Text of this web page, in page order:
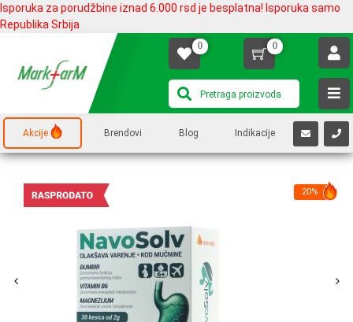
Isporuka za porudžbine iznad 6.000 rsd je besplatna! Isporuka samo
Republika Srbija
0 0
Akcije Brendovi Blog Indikacije
20%